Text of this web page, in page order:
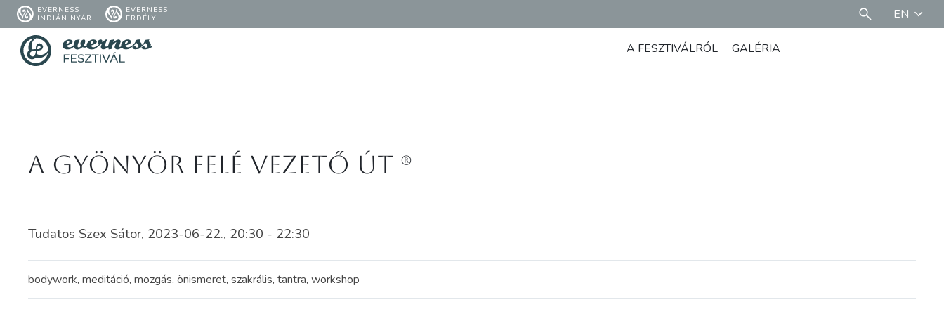
EVERNESS
INDIÁN NYÁR
EVERNESS
ERDÉLY
EN
A FESZTIVÁLRÓL GALÉRIA
A Gyönyör felé vezető út (R)
Tudatos Szex Sátor, 2023-06-22., 20:30 - 22:30
bodywork, meditáció, mozgás, önismeret, szakrális, tantra, workshop